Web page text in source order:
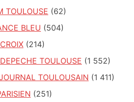
TOULOUSE (62)
BLEU (504)
(214)
TOULOUSE (1 552)
TOULOUSAIN (1 411)
(251)